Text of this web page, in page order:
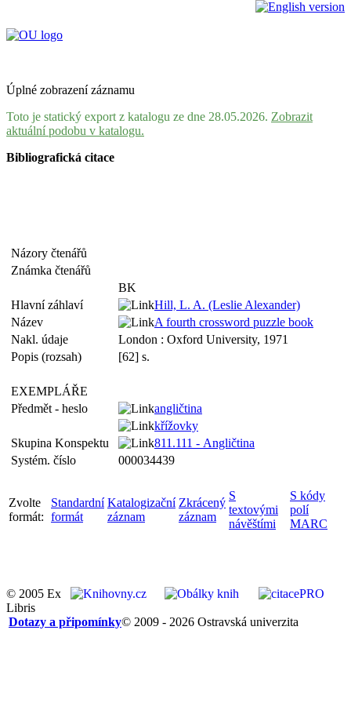
Úplné zobrazení záznamu
Toto je statický export z katalogu ze dne 28.05.2026. Zobrazit
aktuální podobu v katalogu.
Bibliografická citace
Názory čtenářů
Známka čtenářů
BK
Hlavní záhlaví
Hill, L. A. (Leslie Alexander)
Název
A fourth crossword puzzle book
Nakl. údaje
London : Oxford University, 1971
Popis (rozsah)
[62] s.
EXEMPLÁŘE
Předmět - heslo
angličtina
křížovky
Skupina Konspektu
811.111 - Angličtina
Systém. číslo
000034439
Zvolte
formát:
Standardní
formát
Katalogizační
záznam
Zkrácený
záznam
S
textovými
návěštími
S kódy
polí
MARC
© 2005 Ex
Libris
© 2009 - 2026 Ostravská univerzita
Dotazy a připomínky